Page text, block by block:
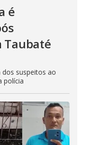
é
Taubaté
suspeitos ao
polícia